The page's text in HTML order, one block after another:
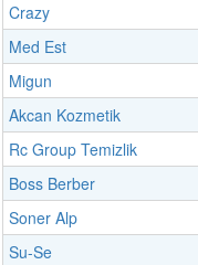
Crazy
Med Est
Migun
Akcan Kozmetik
Rc Group Temizlik
Boss Berber
Soner Alp
Su-Se